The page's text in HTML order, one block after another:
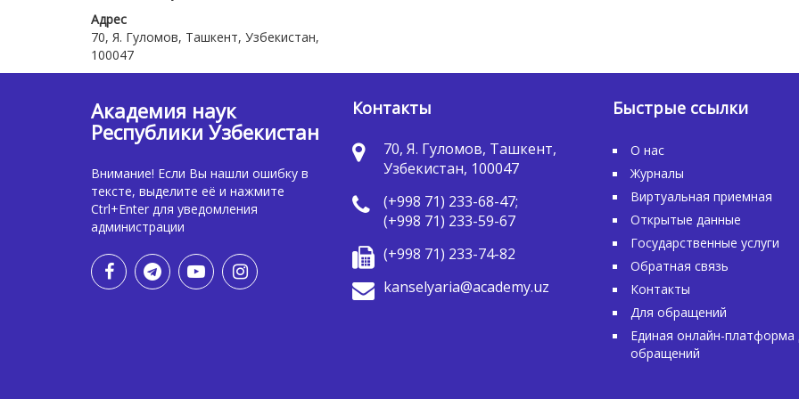
Адрес
70, Я. Гуломов, Ташкент, Узбекистан,
100047
Академия наук
Республики Узбекистан
Внимание! Если Вы нашли ошибку в
тексте, выделите её и нажмите
Ctrl+Enter для уведомления
администрации
Контакты
70, Я. Гуломов, Ташкент,
Узбекистан, 100047
(+998 71) 233-68-47;
(+998 71) 233-59-67
(+998 71) 233-74-82
kanselyaria@academy.uz
Быстрые ссылки
О нас
Журналы
Виртуальная приемная
Открытые данные
Государственные услуги
Обратная связь
Контакты
Для обращений
Единая онлайн-платформа
обращений